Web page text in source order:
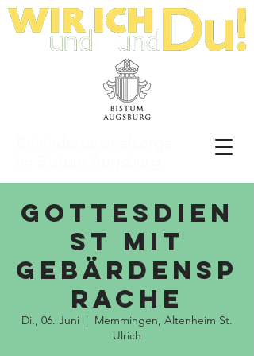
Gottesdien
st mit
Gebärdensp
rache
Di., 06. Juni
  |
Memmingen, Altenheim St.
Ulrich